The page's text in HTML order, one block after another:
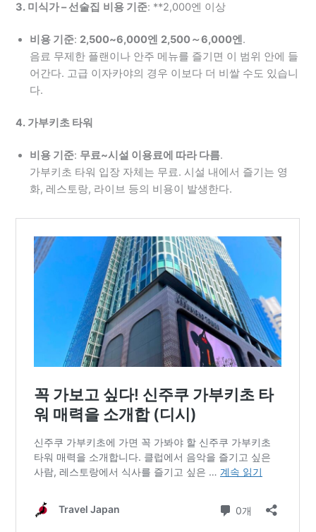
3. 미식가 – 선술집 비용 기준: **2,000엔 이상
비용 기준: 2,500~6,000엔 2,500～6,000엔.
음료 무제한 플랜이나 안주 메뉴를 즐기면 이 범위 안에 들
어간다. 고급 이자카야의 경우 이보다 더 비쌀 수도 있습니
다.
4. 가부키초 타워
비용 기준: 무료~시설 이용료에 따라 다름.
가부키초 타워 입장 자체는 무료. 시설 내에서 즐기는 영
화, 레스토랑, 라이브 등의 비용이 발생한다.